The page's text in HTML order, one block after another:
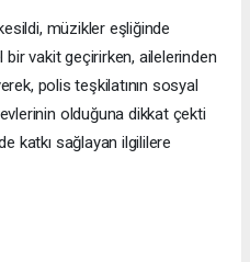
müzikler eşliğinde
bir vakit geçirirken, ailelerinden
polis teşkilatının sosyal
olduğuna dikkat çekti
katkı sağlayan ilgililere